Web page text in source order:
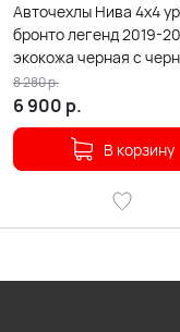
Авточехлы Нива 4x4 урбан
бронто легенд 2019-
экокожа черная с
ниткой ромб Барс
6 900 р.
8 280р.
В корзину